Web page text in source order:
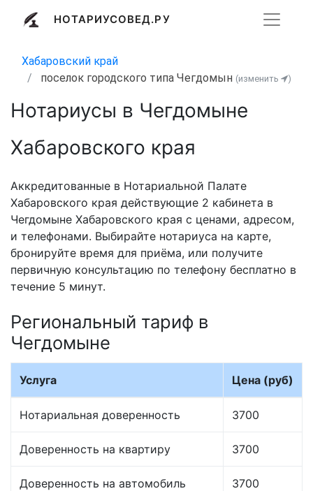
НОТАРИУСОВЕД.РУ
Хабаровский край
поселок городского типа Чегдомын (изменить )
Нотариусы в Чегдомыне
Хабаровского края
Аккредитованные в Нотариальной Палате
Хабаровского края действующие 2 кабинета в
Чегдомыне Хабаровского края с ценами, адресом,
и телефонами. Выбирайте нотариуса на карте,
бронируйте время для приёма, или получите
первичную консультацию по телефону бесплатно в
течение 5 минут.
Региональный тариф в
Чегдомыне
Услуга Цена (руб)
Нотариальная доверенность 3700
Доверенность на квартиру 3700
Доверенность на автомобиль 3700